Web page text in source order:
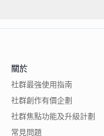
關於
社群最強使用指南
社群創作有價企劃
社群焦點功能及升級計劃
常見問題